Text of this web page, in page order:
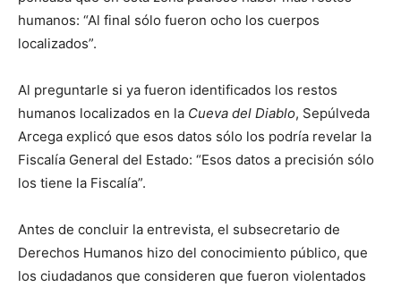
humanos: “Al final sólo fueron ocho los cuerpos
localizados”.
Al preguntarle si ya fueron identificados los restos
humanos localizados en la Cueva del Diablo, Sepúlveda
Arcega explicó que esos datos sólo los podría revelar la
Fiscalía General del Estado: “Esos datos a precisión sólo
los tiene la Fiscalía”.
Antes de concluir la entrevista, el subsecretario de
Derechos Humanos hizo del conocimiento público, que
los ciudadanos que consideren que fueron violentados